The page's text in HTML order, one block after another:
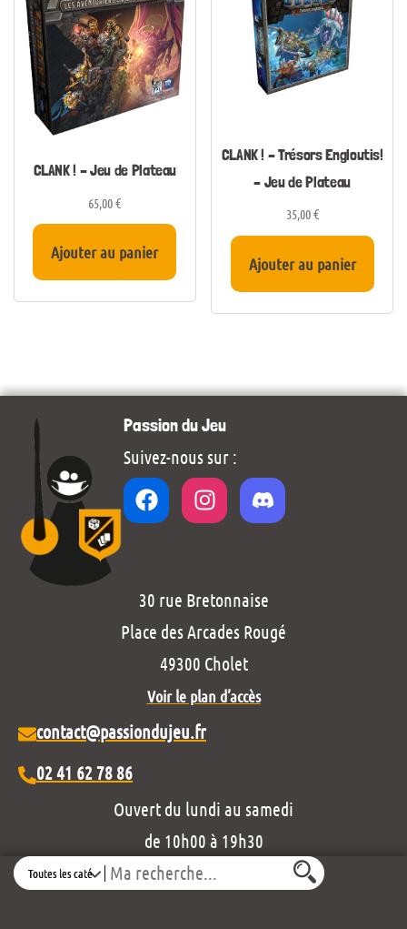
Search
CLANK ! – Jeu de Plateau
65,00€
Ajouter au panier
CLANK ! – Trésors Engloutis!
– Jeu de Plateau
35,00€
Ajouter au panier
Passion du Jeu
Suivez-nous sur :
30 rue Bretonnaise
Place des Arcades Rougé
49300 Cholet
Voir le plan d’accès
contact@passiondujeu.fr
02 41 62 78 86
Ouvert du lundi au samedi
de 10h00 à 19h30
Découvrez notre projet éditorial :